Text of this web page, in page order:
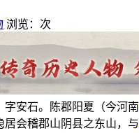
浏览： 次
字安石。陈郡阳夏（今河南
会稽郡山阴县之东山，与